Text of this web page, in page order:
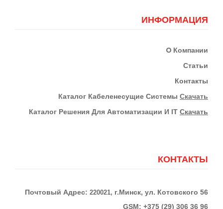
ИНФОРМАЦИЯ
О Компании
Статьи
Контакты
КАталог Кабеленесущие Системы Скачать
Каталог Решения Для Автоматизации И IT Скачать
КОНТАКТЫ
Почтовый Адрес: 220021, г.Минск, ул. Котовского 56
GSM: +375 (29) 306 36 96